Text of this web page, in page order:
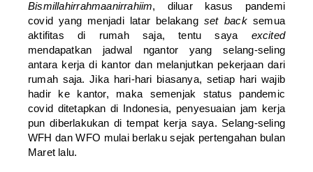
Bismillahirrahmaanirrahiim, diluar kasus pandemi
covid yang menjadi latar belakangset back semua
aktifitas di rumah saja, tentu saya excited
mendapatkan jadwal ngantor yang selang-seling
antara kerja di kantor dan melanjutkan pekerjaan dari
rumah saja. Jika hari-hari biasanya, setiap hari wajib
hadir ke kantor, maka semenjak status pandemic
covid ditetapkan di Indonesia, penyesuaian jam kerja
pun diberlakukan di tempat kerja saya. Selang-seling
WFH dan WFO mulai berlaku sejak pertengahan bulan
Maret lalu.